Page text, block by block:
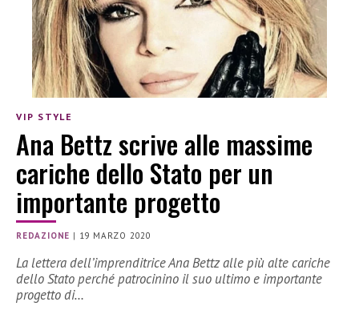
VIP STYLE
Ana Bettz scrive alle massime
cariche dello Stato per un
importante progetto
REDAZIONE | 19 MARZO 2020
La lettera dell’imprenditrice Ana Bettz alle più alte cariche
dello Stato perché patrocinino il suo ultimo e importante
progetto di…